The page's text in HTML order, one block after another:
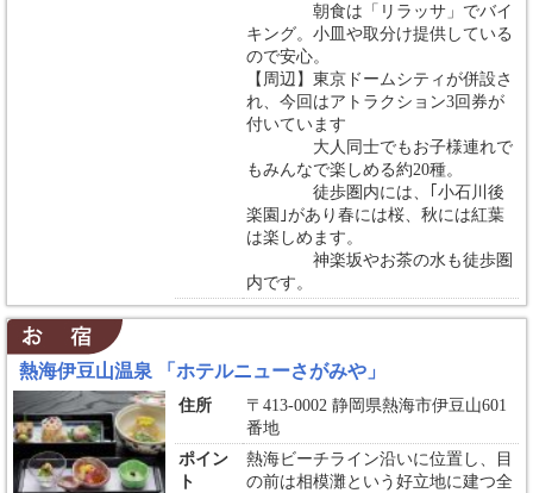
朝食は「リラッサ」でバイ
キング。小皿や取分け提供している
ので安心。
【周辺】東京ドームシティが併設さ
れ、今回はアトラクション3回券が
付いています
大人同士でもお子様連れで
もみんなで楽しめる約20種。
徒歩圏内には、｢小石川後
楽園｣があり春には桜、秋には紅葉
は楽しめます。
神楽坂やお茶の水も徒歩圏
内です。
熱海伊豆山温泉 「ホテルニューさがみや」
住所
〒413-0002 静岡県熱海市伊豆山601
番地
ポイン
ト
熱海ビーチライン沿いに位置し、目
の前は相模灘という好立地に建つ全